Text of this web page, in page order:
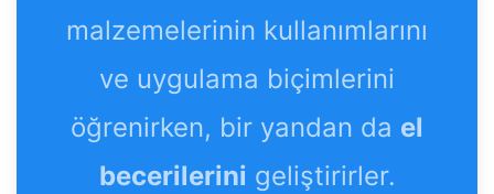
malzemelerinin kullanımlarını
ve uygulama biçimlerini
öğrenirken, bir yandan da el
becerilerini geliştirirler.